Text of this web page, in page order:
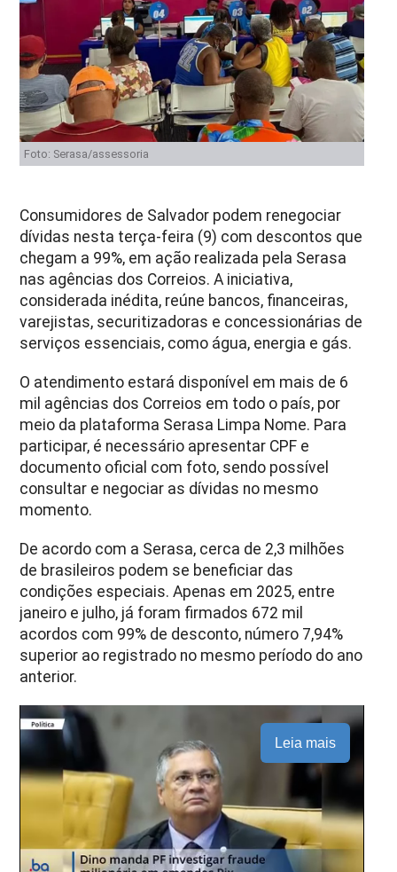
Foto: Serasa/assessoria
Consumidores de Salvador podem renegociar
dívidas nesta terça-feira (9) com descontos que
chegam a 99%, em ação realizada pela Serasa
nas agências dos Correios. A iniciativa,
considerada inédita, reúne bancos, financeiras,
varejistas, securitizadoras e concessionárias de
serviços essenciais, como água, energia e gás.
O atendimento estará disponível em mais de 6
mil agências dos Correios em todo o país, por
meio da plataforma Serasa Limpa Nome. Para
participar, é necessário apresentar CPF e
documento oficial com foto, sendo possível
consultar e negociar as dívidas no mesmo
momento.
De acordo com a Serasa, cerca de 2,3 milhões
de brasileiros podem se beneficiar das
condições especiais. Apenas em 2025, entre
janeiro e julho, já foram firmados 672 mil
acordos com 99% de desconto, número 7,94%
superior ao registrado no mesmo período do ano
anterior.
Leia mais